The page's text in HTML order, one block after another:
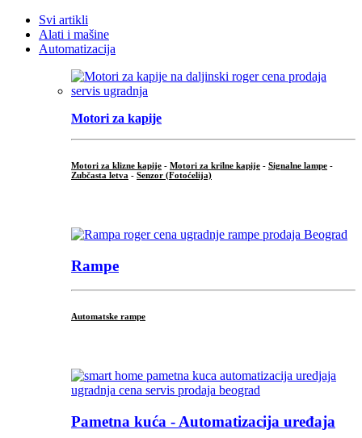
Svi artikli
Alati i mašine
Automatizacija
Motori za kapije
Motori za klizne kapije - Motori za krilne kapije - Signalne lampe -
Zubčasta letva - Senzor (Fotoćelija)
Rampe
Automatske rampe
Pametna kuća - Automatizacija uređaja